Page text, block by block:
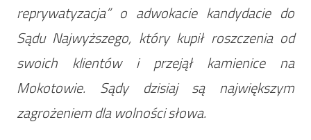
reprywatyzacja” o adwokacie kandydacie do
Sądu Najwyższego, który kupił roszczenia od
swoich klientów i przejął kamienice na
Mokotowie. Sądy dzisiaj są największym
zagrożeniem dla wolności słowa.